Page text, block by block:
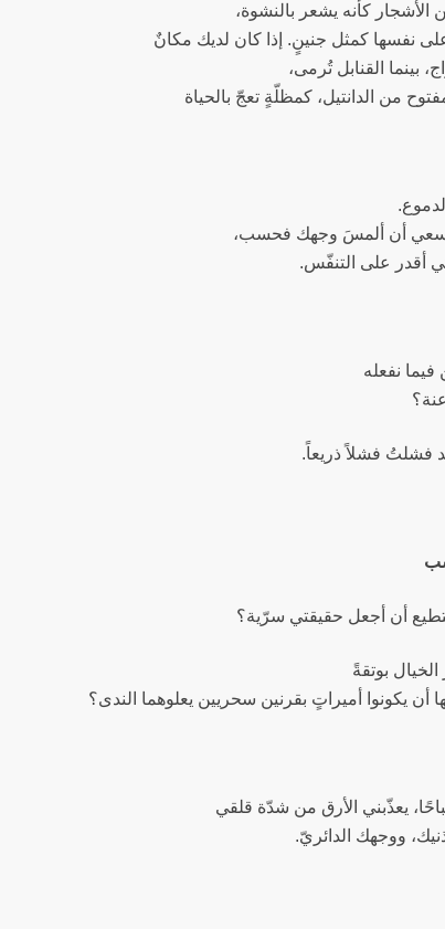
الأشجار كأنه يشعر بالنشوة،
نفسها كمثل جنينٍ. إذا كان لديك مكانٌ
بينما القنابل تُرمى،
من الدانتيل، كمظلّةٍ تعجّ بالحياة
أن ألمسَ وجهك فحسب،
أقدر على التنفّس.
نفعله
فشلتُ فشلاً ذريعاً.
أن أجعل حقيقتي سرّية؟
الخيال بوتقةً
أن يكونوا أميراتٍ بقرنين سحريين يعلوهما الندى؟
يعذّبني الأرق من شدّة قلقي
ووجهك الدائريّ.